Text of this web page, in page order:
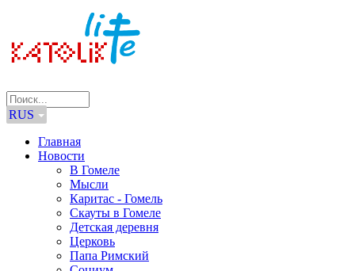
RUS
Главная
Новости
В Гомеле
Мысли
Каритас - Гомель
Скауты в Гомеле
Детская деревня
Церковь
Папа Римский